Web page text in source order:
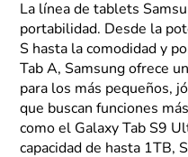
La línea de tablets
portabilidad. Desde la
S hasta la comodidad y
Tab A, Samsung ofrece
para los más pequeños,
que buscan funciones
como el Galaxy Tab S9
capacidad de hasta 1TB,